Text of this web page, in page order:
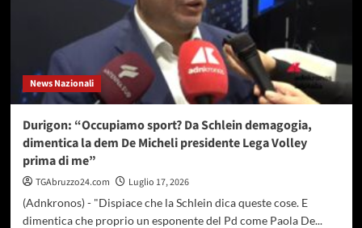
Volley
di
Ponza
News Nazionali
Durigon: “Occupiamo sport? Da Schlein demagogia,
dimentica la dem De Micheli presidente Lega Volley
prima di me”
TGAbruzzo24.com
Luglio 17, 2026
(Adnkronos) - "Dispiace che la Schlein dica queste cose. E
dimentica che proprio un esponente del Pd come Paola De...